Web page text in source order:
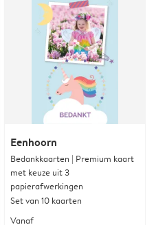
Eenhoorn
Bedankkaarten | Premium kaart
met keuze uit 3
papierafwerkingen
Set van 10 kaarten
Vanaf